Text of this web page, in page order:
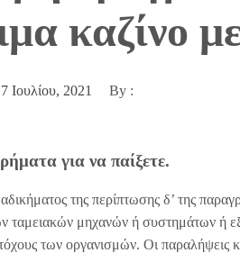
καζίνο
Ιουλίου, 2021 By :
για να παίξετε.
της περίπτωσης δ’ της
ταμειακών μηχανών ή συστημάτων ή
των οργανισμών. Οι παραλήψεις